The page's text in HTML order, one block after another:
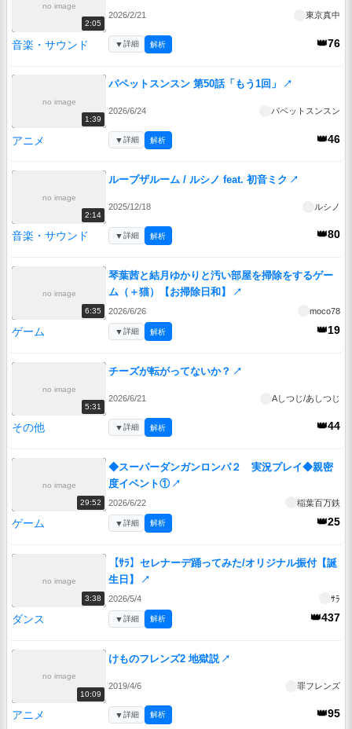
no image
2:05
2026/2/21 東京真中
音楽・サウンド 👑76
▼詳細 解析
no image
1:39
パペットスンスン 第50話「もう1回」 ↗
2026/6/24 パペットスンスン
アニメ 👑46
▼詳細 解析
no image
2:14
ループザルーム / ルシノ feat. 初音ミク ↗
2025/12/18 ルシノ
音楽・サウンド 👑80
▼詳細 解析
no image
6:35
琴葉茜と結月ゆかりと汚い部屋を掃除をするゲー
ム（＋猫）【お掃除日和】
↗
2026/6/26 moco78
ゲーム 👑19
▼詳細 解析
no image
5:31
チーズが転がってないか？ ↗
2026/6/21 Aしつじ/あしつじ
その他 👑44
▼詳細 解析
no image
29:52
◆スーパーダンガンロンパ２ 実況プレイ◆親密
度イベント① ↗
2026/6/22 稲葉百万鉄
ゲーム 👑25
▼詳細 解析
no image
3:38
【ｻﾗ】セレナーデ踊ってみた/オリジナル振付【誕
生日】
↗
2026/5/4 ｻﾗ
ダンス 👑437
▼詳細 解析
no image
10:09
けものフレンズ2 地獄説 ↗
2019/4/6 罪フレンズ
アニメ 👑95
▼詳細 解析